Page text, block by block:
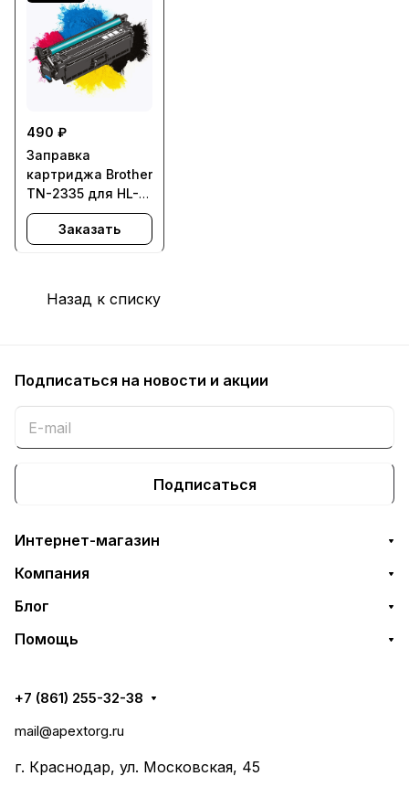
490 ₽
Заправка
картриджа Brother
TN-2335 для HL-
L2300DR, HL-
L2340DWR, HL-
L2520DWR, DCP-
Заказать
Назад к списку
Подписаться на новости и акции
Подписаться
Интернет-магазин
Компания
Блог
Помощь
+7 (861) 255-32-38
mail@apextorg.ru
г. Краснодар, ул. Московская, 45